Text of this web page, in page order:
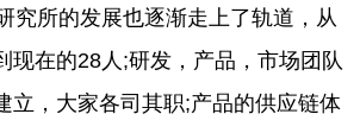
究所的发展也逐渐走上了轨道，从
现在的28人;研发，产品，市场团队
立，大家各司其职;产品的供应链体